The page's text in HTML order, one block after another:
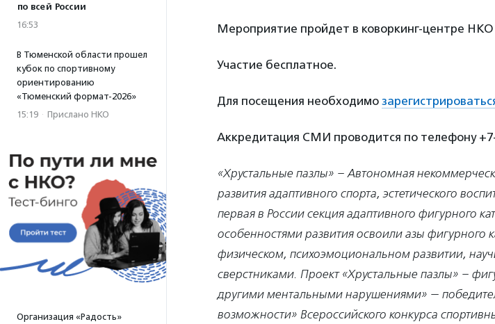
по всей России
16:53
В Тюменской области прошел
кубок по спортивному
ориентированию
«Тюменский формат-2026»
15:19 · Прислано НКО
Организация «Радость»
Мероприятие пройдет в коворкинг-центре
Участие бесплатное.
Для посещения необходимо
Аккредитация СМИ проводится по телефону +7-
«Хрустальные пазлы» – Автономная
развития адаптивного спорта, эстетического
первая в России секция адаптивного фигурного
особенностями развития освоили азы фигурного
физическом, психоэмоциональном развитии,
сверстниками. Проект «Хрустальные пазлы» –
другими ментальными нарушениями» —
возможности» Всероссийского конкурса